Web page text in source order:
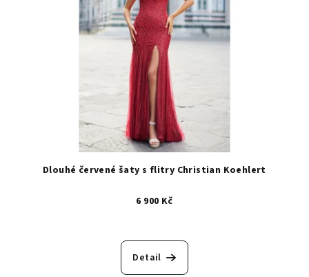
Dlouhé červené šaty s flitry Christian Koehlert
6 900 Kč
Detail